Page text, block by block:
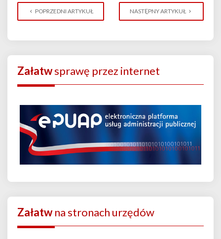
POPRZEDNI ARTYKUŁ NASTĘPNY ARTYKUŁ
Załatwsprawę przez internet
Załatwna stronach urzędów